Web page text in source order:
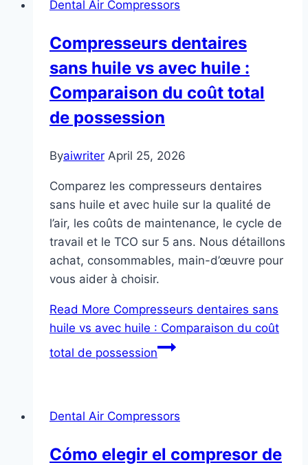
Dental Air Compressors
Compresseurs dentaires
sans huile vs avec huile :
Comparaison du coût total
de possession
Byaiwriter April 25, 2026
Comparez les compresseurs dentaires
sans huile et avec huile sur la qualité de
l’air, les coûts de maintenance, le cycle de
travail et le TCO sur 5 ans. Nous détaillons
achat, consommables, main-d’œuvre pour
vous aider à choisir.
Read More Compresseurs dentaires sans
huile vs avec huile : Comparaison du coût
total de possession
Dental Air Compressors
Cómo elegir el compresor de